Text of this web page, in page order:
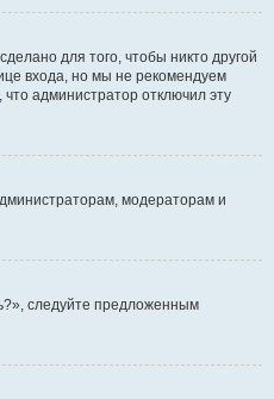
для того, чтобы никто другой
входа, но мы не рекомендуем
администратор отключил эту
модераторам и
следуйте предложенным